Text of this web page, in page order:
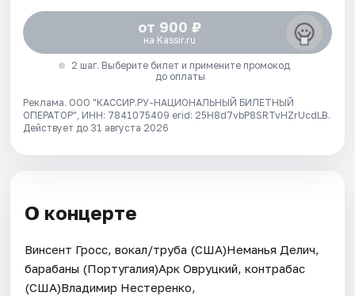
от 900 ₽
на Kassir.ru
2 шаг. Выберите билет и примените промокод
до оплаты
Реклама. ООО "КАССИР.РУ-НАЦИОНАЛЬНЫЙ БИЛЕТНЫЙ
ОПЕРАТОР", ИНН: 7841075409 erid: 25H8d7vbP8SRTvHZrUcdLB.
Действует до 31 августа 2026
О концерте
Винсент Гросс, вокал/труба (США)Неманья Делич,
барабаны (Португалия)Арк Овруцкий, контрабас
(США)Владимир Нестеренко,